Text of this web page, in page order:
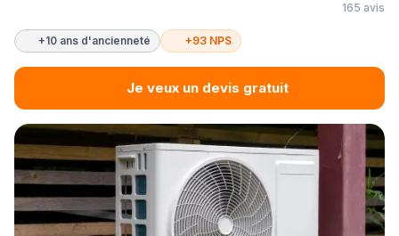
165 avis
+10 ans d'ancienneté +93 NPS
Je veux un devis gratuit